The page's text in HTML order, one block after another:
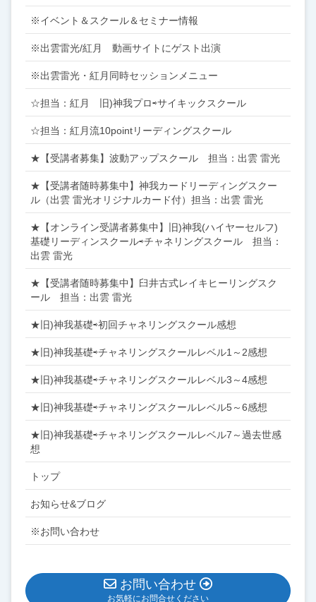
※イベント＆スクール＆セミナー情報
※出雲雷光/紅月 動画サイトにゲスト出演
※出雲雷光・紅月同時セッションメニュー
☆担当：紅月 旧)神我プロ⇨サイキックスクール
☆担当：紅月流10pointリーディングスクール
★【受講者募集】波動アップスクール 担当：出雲 雷光
★【受講者随時募集中】神我カードリーディングスクー
ル（出雲 雷光オリジナルカード付）担当：出雲 雷光
★【オンライン受講者募集中】旧)神我(ハイヤーセルフ)
基礎リーディンスクール⇨チャネリングスクール 担当：
出雲 雷光
★【受講者随時募集中】臼井古式レイキヒーリングスク
ール 担当：出雲 雷光
★旧)神我基礎⇨初回チャネリングスクール感想
★旧)神我基礎⇨チャネリングスクールレベル1～2感想
★旧)神我基礎⇨チャネリングスクールレベル3～4感想
★旧)神我基礎⇨チャネリングスクールレベル5～6感想
★旧)神我基礎⇨チャネリングスクールレベル7～過去世感
想
トップ
お知らせ&ブログ
※お問い合わせ
お問い合わせ
お気軽にお問合せください